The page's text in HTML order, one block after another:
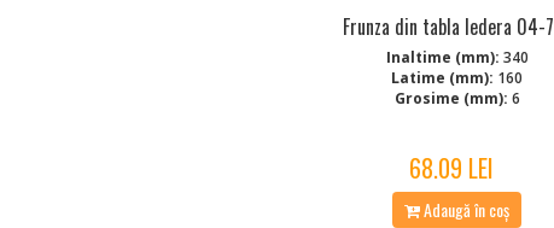
Frunza din tabla Iedera 04-
Inaltime (mm): 340
Latime (mm): 160
Grosime (mm): 6
68.09 LEI
Adaugă în coș